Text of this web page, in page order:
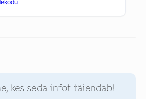
kes seda infot täiendab!